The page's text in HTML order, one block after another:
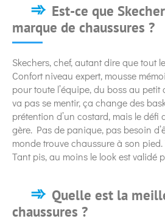
Est-ce que
marque de chaussures ?
Skechers, chef, autant dire que tout
Confort niveau expert, mousse
pour toute l’équipe, du boss au petit
va pas se mentir, ça change des
prétention d’un costard, mais le défi
gère. Pas de panique, pas besoin
monde trouve chaussure à son pied.
Tant pis, au moins le look est validé
Quelle est la
chaussures ?